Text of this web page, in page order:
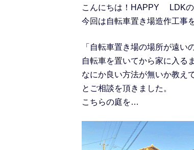
こんにちは！HAPPY LDKの
今回は自転車置き場造作工事
「自転車置き場の場所が遠い
自転車を置いてから家に入る
なにか良い方法が無いか教え
とご相談を頂きました。
こちらの庭を…